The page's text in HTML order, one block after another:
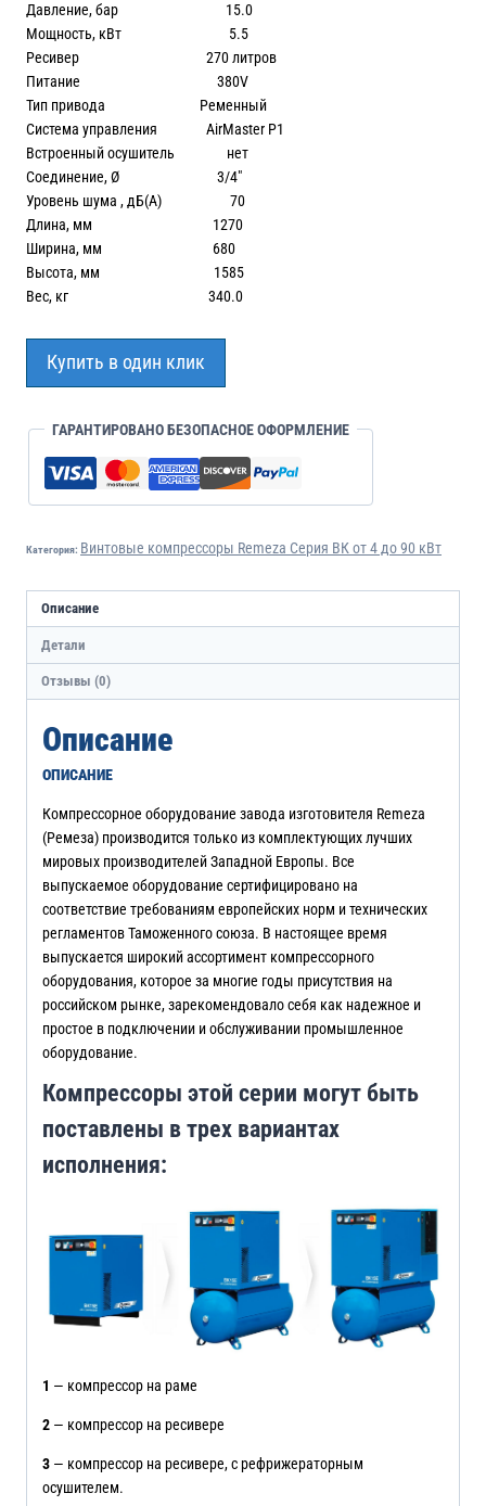
Давление, бар 15.0
Мощность, кВт 5.5
Ресивер 270 литров
Питание 380V
Тип привода Ременный
Система управления AirMaster P1
Встроенный осушитель нет
Соединение, Ø 3/4″
Уровень шума , дБ(А) 70
Длина, мм 1270
Ширина, мм 680
Высота, мм 1585
Вес, кг 340.0
Купить в один клик
ГАРАНТИРОВАНО БЕЗОПАСНОЕ ОФОРМЛЕНИЕ
Категория: Винтовые компрессоры Remeza Серия ВК от 4 до 90 кВт
Описание
Детали
Отзывы (0)
Описание
ОПИСАНИЕ
Компрессорное оборудование завода изготовителя Remeza
(Ремеза) производится только из комплектующих лучших
мировых производителей Западной Европы. Все
выпускаемое оборудование сертифицировано на
соответствие требованиям европейских норм и технических
регламентов Таможенного союза. В настоящее время
выпускается широкий ассортимент компрессорного
оборудования, которое за многие годы присутствия на
российском рынке, зарекомендовало себя как надежное и
простое в подключении и обслуживании промышленное
оборудование.
Компрессоры этой серии могут быть
поставлены в трех вариантах
исполнения:
1 — компрессор на раме
2 — компрессор на ресивере
3 — компрессор на ресивере, с рефрижераторным
осушителем.